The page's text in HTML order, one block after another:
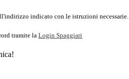
indicato con le istruzioni necessarie.
tramite la Login Spaggiari